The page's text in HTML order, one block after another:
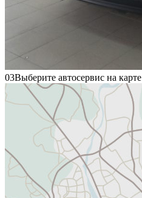
03Выберите автосервис на карте